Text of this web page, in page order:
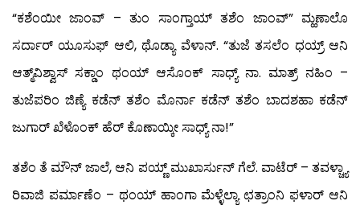
“ಕಶೆಂಯೀ ಜಾಂವ್ – ತುಂ ಸಾಂಗ್ತಾಯ್ ತಶೆಂ ಜಾಂವ್” ಮ್ಹಣಾಲೊ
ಸರ್ದಾರ್ ಯೂಸುಫ್ ಆಲಿ, ಥೊಡ್ಯಾ ವೆಳಾನ್. “ತುಜೆ ತಸಲೆಂ ಧಯ್ರ್ ಆನಿ
ಆತ್ಮ್‌ವಿಶ್ವಾಸ್ ಸಕ್ಡಾಂ ಥಂಯ್ ಆಸೊಂಕ್ ಸಾಧ್ಯ್ ನಾ. ಮಾತ್ರ್ ನಹಿಂ –
ತುಜೆಪರಿಂ ಜಿಣ್ಯೆ ಕಡೆನ್ ತಶೆಂ ಮೊರ್ನಾ ಕಡೆನ್ ತಶೆಂ ಬಾದಶಹಾ ಕಡೆನ್
ಜುಗಾರ್ ಖೆಳೊಂಕ್ ಹೆರ್ ಕೊಣಾಯ್ಕೀ ಸಾಧ್ಯ್ ನಾ!”
ತಶೆಂ ತೆ ಮೌನ್ ಜಾಲೆ, ಆನಿ ಪಯ್ಣ್ ಮುಖಾರ್ಸುನ್ ಗೆಲೆ. ವಾಟೆರ್ – ತವಳ್ಚ್ಯಾ
ರಿವಾಜಿ ಪರ್ಮಾಣೆಂ – ಥಂಯ್ ಹಾಂಗಾ ಮೆಳ್ಳೆಲ್ಯಾ ಛತ್ರಾಂನಿ ಫಳಾರ್ ಆನಿ